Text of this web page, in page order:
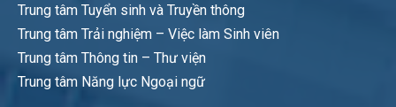
Trung tâm Tuyển sinh và Truyền thông
Trung tâm Trải nghiệm – Việc làm Sinh viên
Trung tâm Thông tin – Thư viện
Trung tâm Năng lực Ngoại ngữ